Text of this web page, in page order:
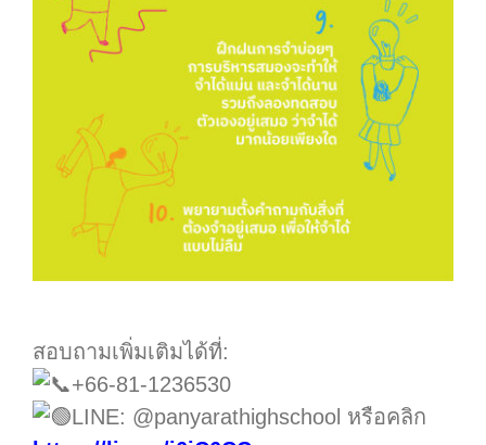
สอบถามเพิ่มเติมได้ที่:
+66-81-1236530
LINE: @panyarathighschool หรือคลิก